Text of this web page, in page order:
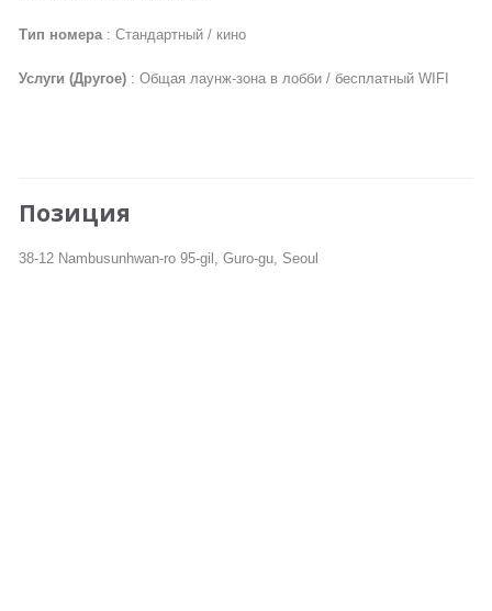
Тип номера: Стандартный / кино
Услуги (Другое) : Общая лаунж-зона в лобби / бесплатный WIFI
Позиция
38-12 Nambusunhwan-ro 95-gil, Guro-gu, Seoul